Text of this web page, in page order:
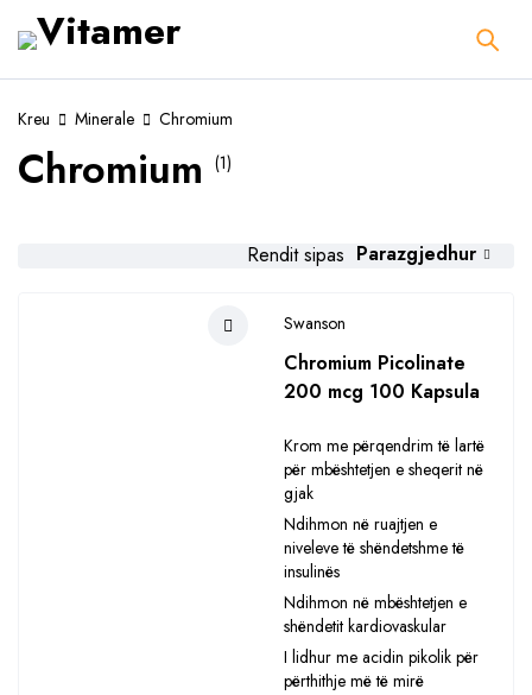
Kreu Minerale Chromium
Chromium (1)
Rendit sipas Parazgjedhur
Swanson
Chromium Picolinate
200 mcg 100 Kapsula
Krom me përqendrim të lartë
për mbështetjen e sheqerit në
gjak
Ndihmon në ruajtjen e
niveleve të shëndetshme të
insulinës
Ndihmon në mbështetjen e
shëndetit kardiovaskular
I lidhur me acidin pikolik për
përthithje më të mirë